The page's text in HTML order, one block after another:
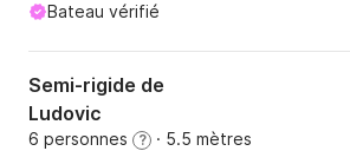
Bateau vérifié
Semi-rigide de
Ludovic
6 personnes ? · 5.5 mètres